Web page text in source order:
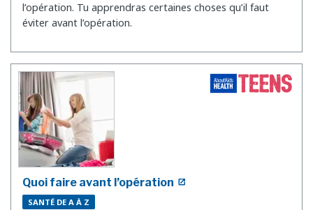
l’opération. Tu apprendras certaines choses qu’il faut
éviter avant l’opération.
Quoi faire avant l’opération
SANTÉ DE A À Z